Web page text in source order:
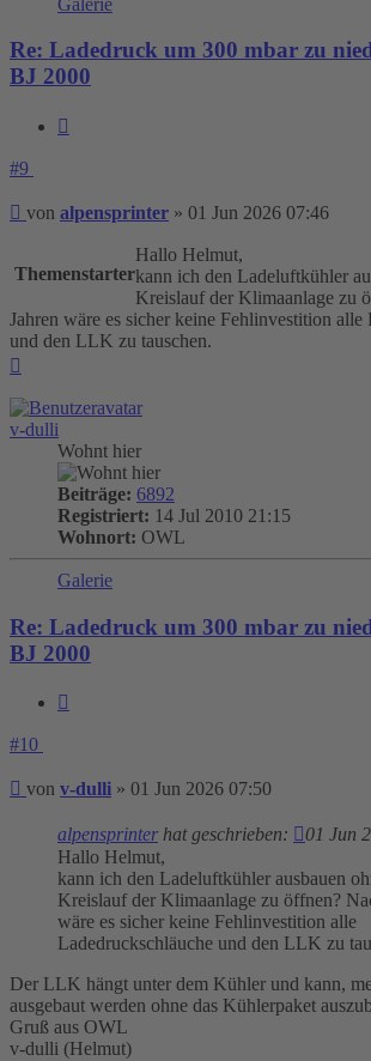
Re: Ladedruck um 300 mbar zu
BJ 2000
#9
Beitrag
von alpensprinter » 01 Jun 2026 07:46
Themenstarter
Hallo Helmut,
kann ich den Ladeluftkühler
Kreislauf der Klimaanlage zu
Jahren wäre es sicher keine Fehlinvestition alle
und den LLK zu tauschen.
v-dulli
Wohnt hier
Beiträge: 6892
Registriert: 14 Jul 2010 21:15
Wohnort: OWL
Galerie
Re: Ladedruck um 300 mbar zu
BJ 2000
#10
Beitrag
von v-dulli » 01 Jun 2026 07:50
alpensprinter hat geschrieben:
01 Jun
Hallo Helmut,
kann ich den Ladeluftkühler ausbauen
Kreislauf der Klimaanlage zu öffnen?
wäre es sicher keine Fehlinvestition alle
Ladedruckschläuche und den LLK zu
Der LLK hängt unter dem Kühler und kann,
ausgebaut werden ohne das Kühlerpaket
Gruß aus OWL
v-dulli (Helmut)